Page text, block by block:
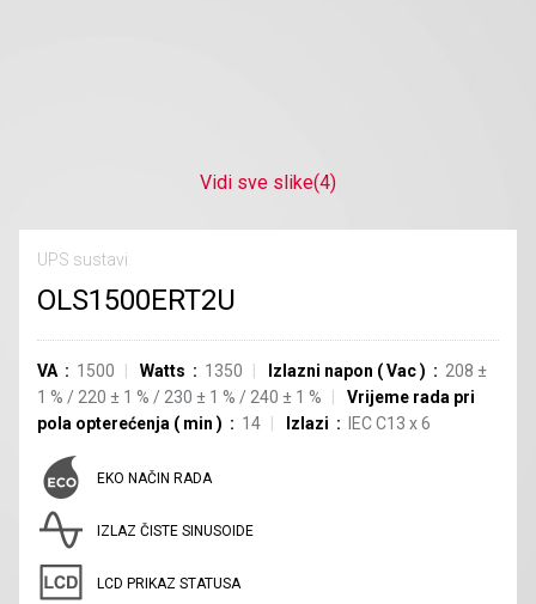
Vidi sve slike(4)
UPS sustavi
OLS1500ERT2U
VA 1500 Watts 1350 Izlazni napon (Vac) 208 ±
1 % / 220 ± 1 % / 230 ± 1 % / 240 ± 1 %
Vrijeme rada pri
pola opterećenja ( min ) 14 Izlazi IEC C13 x6
EKO NAČIN RADA
IZLAZ ČISTE SINUSOIDE
LCD PRIKAZ STATUSA